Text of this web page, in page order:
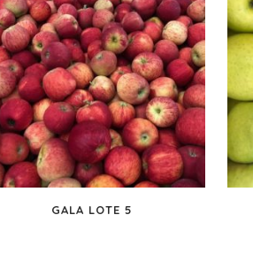
GALA LOTE 5